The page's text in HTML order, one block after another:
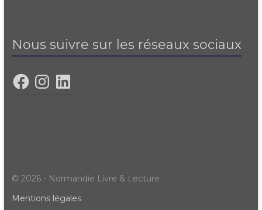
Nous suivre sur les réseaux sociaux
© 2026 - Normandie Livre & Lecture
Mentions légales